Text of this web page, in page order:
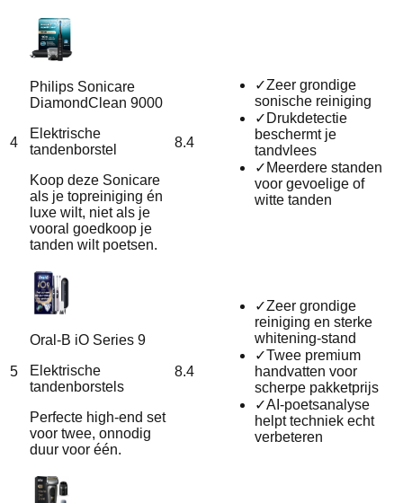
4
Philips Sonicare
DiamondClean 9000
Elektrische
tandenborstel
Koop deze Sonicare
als je topreiniging én
luxe wilt, niet als je
vooral goedkoop je
tanden wilt poetsen.
8.4
✓Zeer grondige
sonische reiniging
✓ Drukdetectie
beschermt je
tandvlees
✓ Meerdere standen
voor gevoelige of
witte tanden
5
Oral-B iO Series 9
Elektrische
tandenborstels
Perfecte high-end set
voor twee, onnodig
duur voor één.
8.4
✓Zeer grondige
reiniging en sterke
whitening-stand
✓Twee premium
handvatten voor
scherpe pakketprijs
✓AI-poetsanalyse
helpt techniek echt
verbeteren